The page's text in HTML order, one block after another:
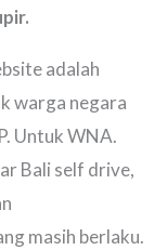
adalah
warga negara
Untuk WNA.
Bali self drive,
masih berlaku.